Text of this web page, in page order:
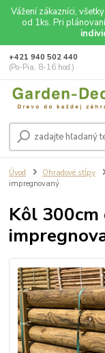
Vážení zákazníci,
od 1ks. Pri
+421 940 502 440
(Po-Pia, 8-16 hod.)
Úvod Ohradové stĺpy
impregnovaný
Kôl 300cm